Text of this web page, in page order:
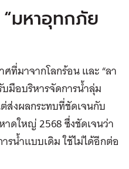
มหาอุทกภัย
ที่มาจากโลกร้อน และ “ลา
มือบริหารจัดการน้ำลุ่ม
ส่งผลกระทบที่ชัดเจนกับ
ดใหญ่ 2568 ซึ่งชัดเจนว่า
น้ำแบบเดิม ใช้ไม่ได้อีกต่อ